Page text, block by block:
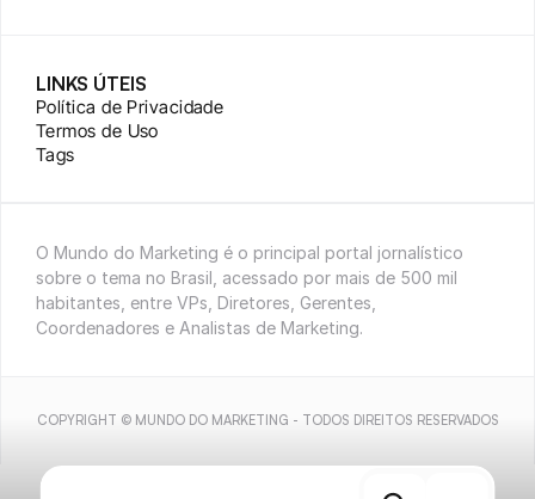
LINKS ÚTEIS
Política de Privacidade
Termos de Uso
Tags
O Mundo do Marketing é o principal portal jornalístico
sobre o tema no Brasil, acessado por mais de 500 mil
habitantes, entre VPs, Diretores, Gerentes,
Coordenadores e Analistas de Marketing.
COPYRIGHT © MUNDO DO MARKETING - TODOS DIREITOS RESERVADOS